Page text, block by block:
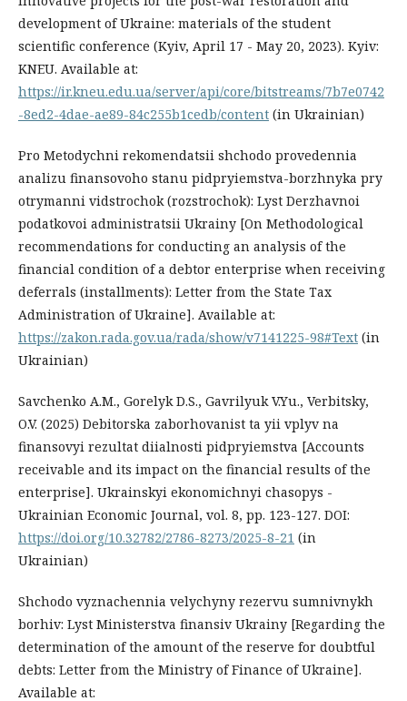
development of Ukraine: materials of the student
scientific conference (Kyiv, April 17 - May 20, 2023). Kyiv:
KNEU. Available at:
https://ir.kneu.edu.ua/server/api/core/bitstreams/7b7e0742
-8ed2-4dae-ae89-84c255b1cedb/content (in Ukrainian)
Pro Metodychni rekomendatsii shchodo provedennia
analizu finansovoho stanu pidpryiemstva-borzhnyka pry
otrymanni vidstrochok (rozstrochok): Lyst Derzhavnoi
podatkovoi administratsii Ukrainy [On Methodological
recommendations for conducting an analysis of the
financial condition of a debtor enterprise when receiving
deferrals (installments): Letter from the State Tax
Administration of Ukraine]. Available at:
https://zakon.rada.gov.ua/rada/show/v7141225-98#Text (in
Ukrainian)
Savchenko A.M., Gorelyk D.S., Gavrilyuk V.Yu., Verbitsky,
O.V. (2025) Debitorska zaborhovanist ta yii vplyv na
finansovyi rezultat diialnosti pidpryiemstva [Accounts
receivable and its impact on the financial results of the
enterprise]. Ukrainskyi ekonomichnyi chasopys -
Ukrainian Economic Journal, vol. 8, pp. 123-127. DOI:
https://doi.org/10.32782/2786-8273/2025-8-21 (in
Ukrainian)
Shchodo vyznachennia velychyny rezervu sumnivnykh
borhiv: Lyst Ministerstva finansiv Ukrainy [Regarding the
determination of the amount of the reserve for doubtful
debts: Letter from the Ministry of Finance of Ukraine].
Available at: